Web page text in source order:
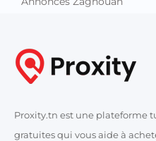
Proxity.tn est une plateforme
gratuites qui vous aide à